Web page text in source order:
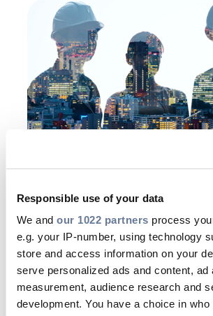
Responsible use of your data
We and our 1022 partners process
e.g. your IP-number, using technology
store and access information on your
serve personalized ads and content, ad
measurement, audience research and
development. You have a choice in
Wir fördern die